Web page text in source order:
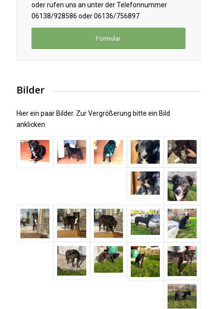
oder rufen uns an unter der Telefonnummer
06138/928586 oder 06136/756897
Formular
Bilder
Hier ein paar Bilder. Zur Vergrößerung bitte ein Bild
anklicken.